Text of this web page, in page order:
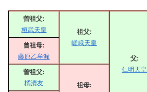
曽祖父:
桓武天皇
祖父:
嵯峨天皇
父:
仁明天皇
曾祖母:
藤原乙牟漏
曽祖父:
橘清友
祖母: